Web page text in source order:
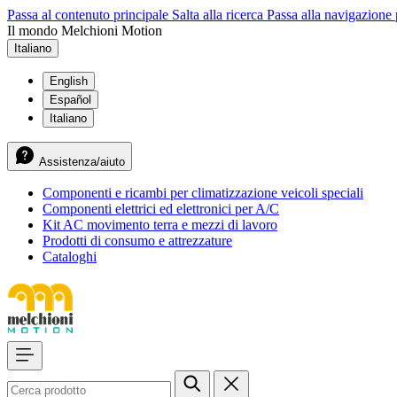
Passa al contenuto principale Salta alla ricerca Passa alla
Il mondo Melchioni Motion
Italiano
English
Español
Italiano
Assistenza/aiuto
Componenti e ricambi per climatizzazione veicoli speciali
Componenti elettrici ed elettronici per A/C
Kit AC movimento terra e mezzi di lavoro
Prodotti di consumo e attrezzature
Cataloghi